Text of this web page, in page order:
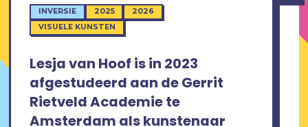
INVERSIE 2025
2026
VISUELE KUNSTEN
Lesja van Hoof is in 2023
afgestudeerd aan de Gerrit
Rietveld Academie te
Amsterdam als kunstenaar